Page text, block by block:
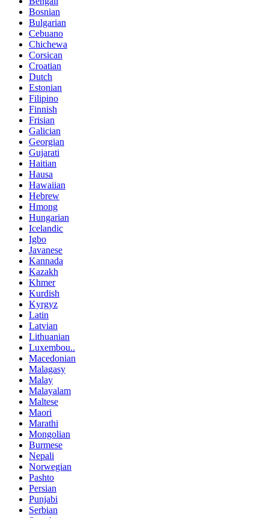
Bosnian
Bulgarian
Cebuano
Chichewa
Corsican
Croatian
Dutch
Estonian
Filipino
Finnish
Frisian
Galician
Georgian
Gujarati
Haitian
Hausa
Hawaiian
Hebrew
Hmong
Hungarian
Icelandic
Igbo
Javanese
Kannada
Kazakh
Khmer
Kurdish
Kyrgyz
Latin
Latvian
Lithuanian
Luxembou..
Macedonian
Malagasy
Malay
Malayalam
Maltese
Maori
Marathi
Mongolian
Burmese
Nepali
Norwegian
Pashto
Persian
Punjabi
Serbian